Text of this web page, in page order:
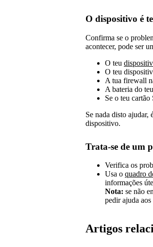
O dispositivo é
Confirma se o
acontecer, pode ser
O teu
O teu
A tua firewall
A bateria do
Se o teu
Se nada disto ajudar,
dispositivo.
Trata-se de um
Verifica os
Usa o quadro
informações
Nota: se não
pedir ajuda
Artigos